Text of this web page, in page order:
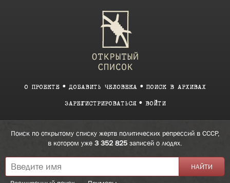
О ПРОЕКТЕ ДОБАВИТЬ ЧЕЛОВЕКА ПОИСК В АРХИВАХ
ЗАРЕГИСТРИРОВАТЬСЯ ВОЙТИ
Поиск по открытому списку жертв политических репрессий в СССР,
в котором уже 3 352 825 записей о людях.